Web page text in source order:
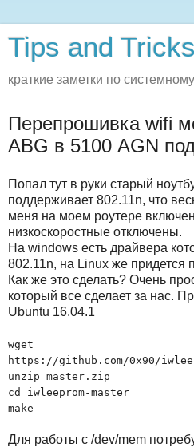
Tips and Tricks
краткие заметки по
Перепрошивка wifi
ABG в 5100 AGN
Попал тут в руки старый
поддерживает 802.11n, что
меня на моем роутере включен
низкоскоростные отключены.
На windows есть драйвера
802.11n, на Linux же придется
Как же это сделать? Очень
который все сделает за нас.
Ubuntu 16.04.1
wget
https://github.com/0x90/
unzip master.zip
cd iwleeprom-master
make
Для работы с /dev/mem